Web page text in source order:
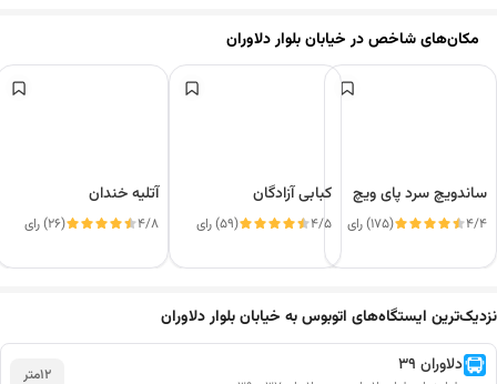
مکان‌های شاخص درخیابان بلوار دلاوران
ساندویچ سرد پای ویچ
4/4 (175) رای
کبابی آزادگان
4/5 (59) رای
آتلیه خندان
4/8 (26) رای
نزدیک‌ترین ایستگاه‌های اتوبوس به خیابان بلوار دلاوران
12متر دلاوران 39